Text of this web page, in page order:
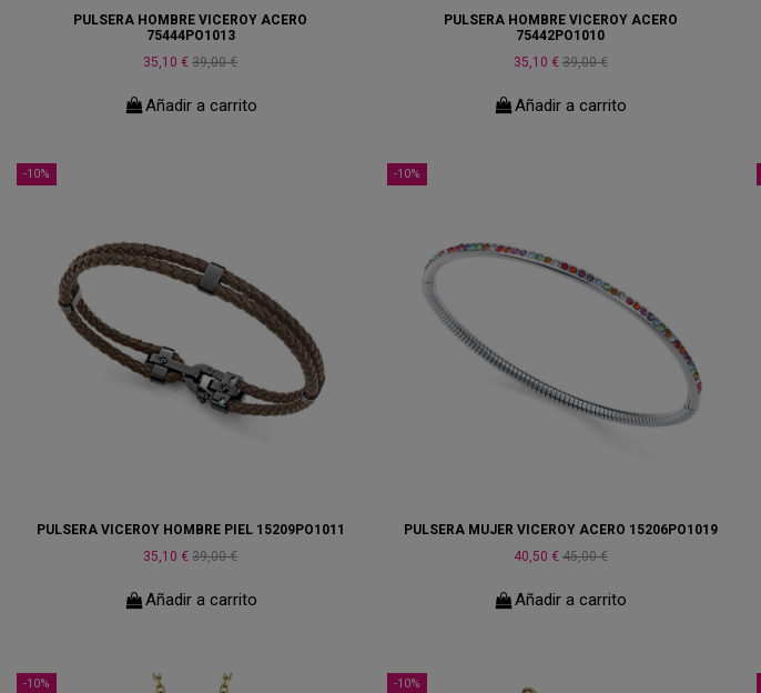
PULSERA HOMBRE VICEROY ACERO
75444PO1013
35,10 €39,00 €
Añadir a carrito
PULSERA HOMBRE VICEROY ACERO
75442PO1010
35,10 € 39,00 €
Añadir a carrito
-10%
PULSERA VICEROY HOMBRE PIEL 15209PO1011
35,10 €39,00 €
Añadir a carrito
-10%
PULSERA MUJER VICEROY ACERO 15206PO1019
40,50 € 45,00 €
Añadir a carrito
-10% -10%